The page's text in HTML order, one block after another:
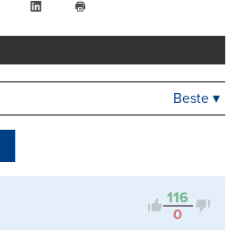
FacebookLinkedIn
drucken
Kontrovers
Beste ▾
116
0